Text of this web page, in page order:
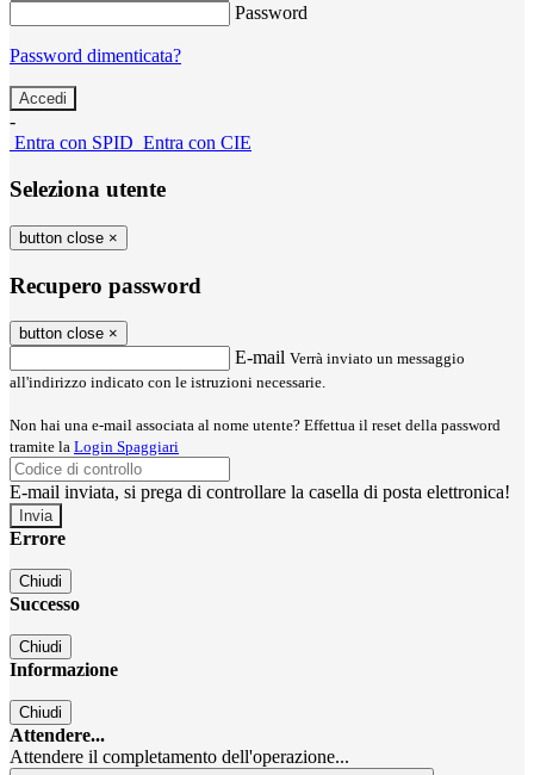
Password
Password dimenticata?
-
Entra con SPID Entra con CIE
Seleziona utente
button close ×
Recupero password
button close ×
E-mail Verrà inviato un messaggio
all'indirizzo indicato con le istruzioni necessarie.
Non hai una e-mail associata al nome utente? Effettua il reset della password
tramite la Login Spaggiari
E-mail inviata, si prega di controllare la casella di posta elettronica!
Errore
Chiudi
Successo
Chiudi
Informazione
Chiudi
Attendere...
Attendere il completamento dell'operazione...